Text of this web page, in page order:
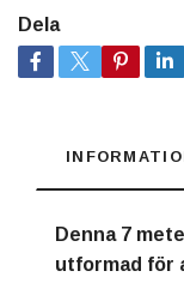
Dela
Denna 7
utformad för